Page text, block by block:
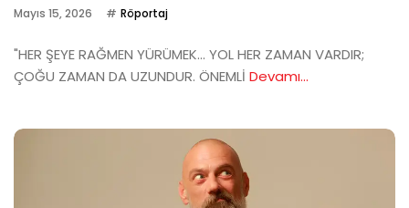
Mayıs 15, 2026 Röportaj
"HER ŞEYE RAĞMEN YÜRÜMEK… YOL HER ZAMAN VARDIR;
ÇOĞU ZAMAN DA UZUNDUR. ÖNEMLİ Devamı...